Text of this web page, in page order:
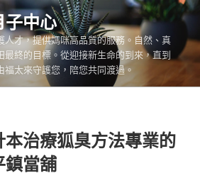
子中心
人才，提供媽咪高品質的服務。自然、真
最終的目標。從迎接新生命的到來，直到
太來守護您，陪您共同渡過。
治療狐臭方法專業的
鎮當舖